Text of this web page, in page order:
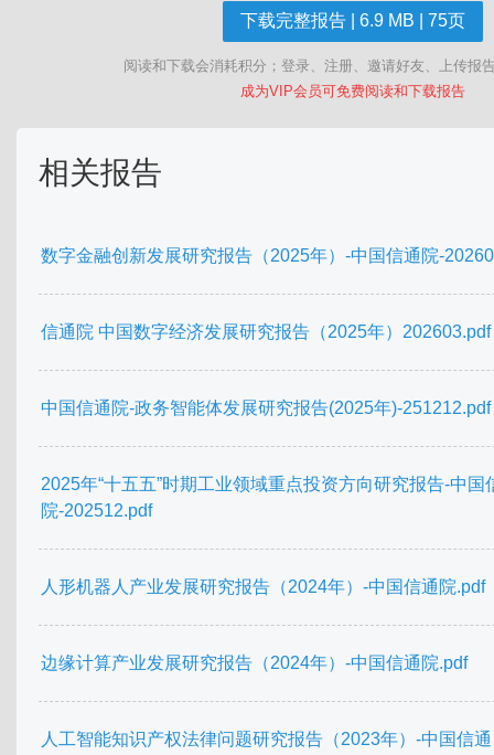
下载完整报告 | 6.9 MB | 75页
阅读和下载会消耗积分；登录、注册、邀请好友、上传报
成为VIP会员可免费阅读和下载报告
相关报告
数字金融创新发展研究报告（2025年）-中国信通院-
信通院 中国数字经济发展研究报告（2025年）202603.pdf
中国信通院-政务智能体发展研究报告(2025年)-251212.pdf
2025年“十五五”时期工业领域重点投资方向研究报告-中国
院-202512.pdf
人形机器人产业发展研究报告（2024年）-中国信通院.pdf
边缘计算产业发展研究报告（2024年）-中国信通院.pdf
人工智能知识产权法律问题研究报告（2023年）-中国信通